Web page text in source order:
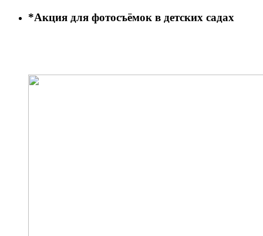
*Акция для фотосъёмок в детских садах